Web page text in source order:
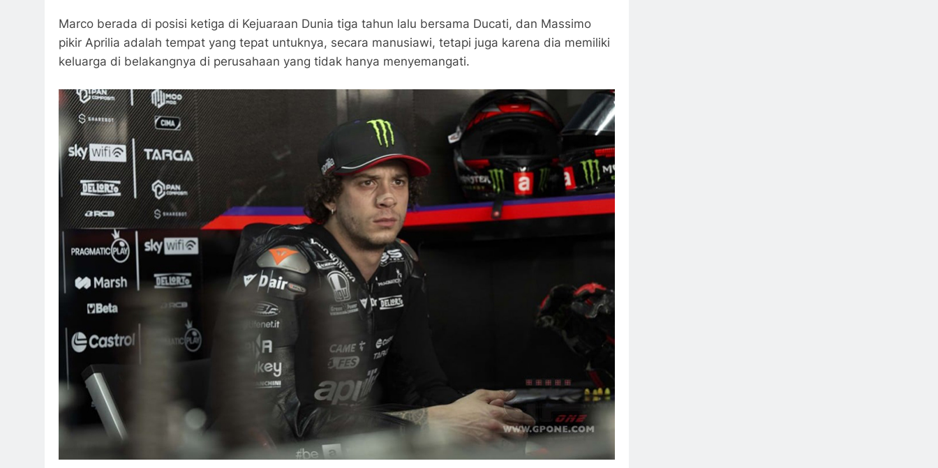
Marco berada di posisi ketiga di Kejuaraan Dunia tiga tahun lalu bersama Ducati, dan Massimo
pikir Aprilia adalah tempat yang tepat untuknya, secara manusiawi, tetapi juga karena dia memiliki
keluarga di belakangnya di perusahaan yang tidak hanya menyemangati.